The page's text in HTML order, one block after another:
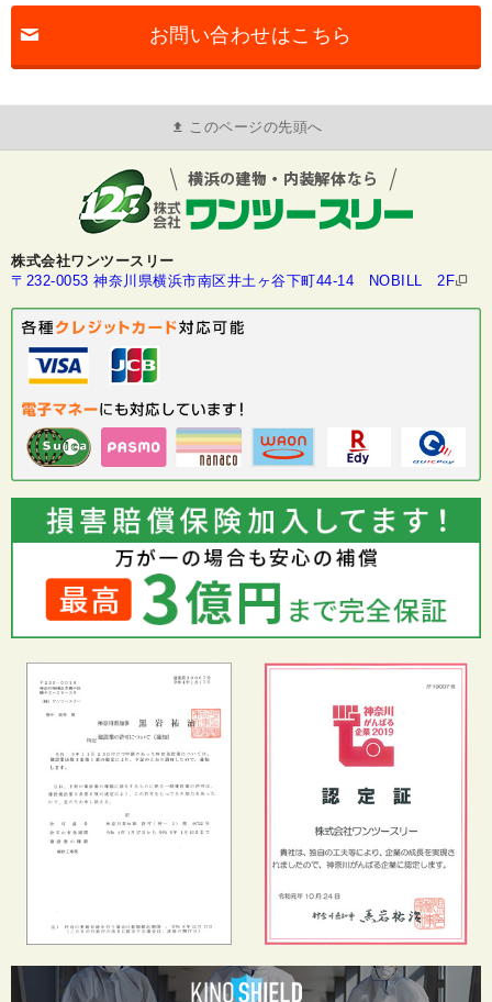
お問い合わせはこちら
このページの先頭へ
株式会社ワンツースリー
〒232-0053 神奈川県横浜市南区井土ヶ谷下町44-14 NOBILL 2F